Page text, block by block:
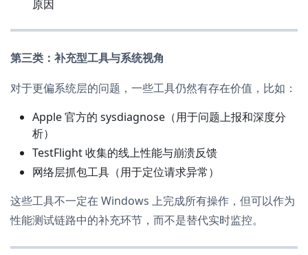
原因
第三类：补充型工具与系统视角
对于更偏系统层的问题，一些工具仍然有存在价值，比如：
Apple 官方的 sysdiagnose（用于问题上报和深度分
析）
TestFlight 收集的线上性能与崩溃反馈
网络层抓包工具（用于定位请求异常）
这些工具不一定在 Windows 上完成所有操作，但可以作为
性能测试链路中的补充环节，而不是替代实时监控。